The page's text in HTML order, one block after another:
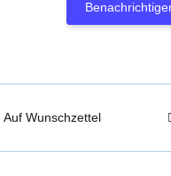
Auf Wunschzettel